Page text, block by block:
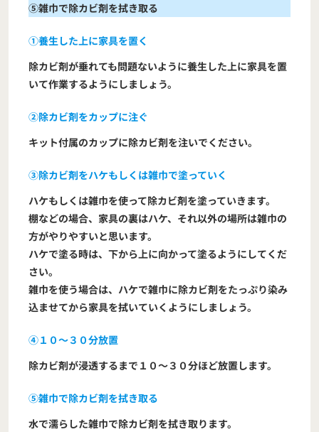
⑤雑巾で除カビ剤を拭き取る
①養生した上に家具を置く
除カビ剤が垂れても問題ないように養生した上に家具を置
いて作業するようにしましょう。
②除カビ剤をカップに注ぐ
キット付属のカップに除カビ剤を注いでください。
③除カビ剤をハケもしくは雑巾で塗っていく
ハケもしくは雑巾を使って除カビ剤を塗っていきます。
棚などの場合、家具の裏はハケ、それ以外の場所は雑巾の
方がやりやすいと思います。
ハケで塗る時は、下から上に向かって塗るようにしてくだ
さい。
雑巾を使う場合は、ハケで雑巾に除カビ剤をたっぷり染み
込ませてから家具を拭いていくようにしましょう。
④１０～３０分放置
除カビ剤が浸透するまで１０～３０分ほど放置します。
⑤雑巾で除カビ剤を拭き取る
水で濡らした雑巾で除カビ剤を拭き取ります。